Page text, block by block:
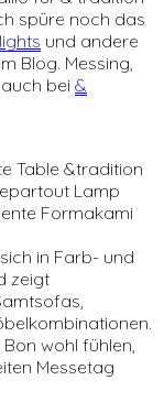
spüre noch das
und andere
Blog. Messing,
bei &
in Farb- und
zeigt
wohl fühlen,
Messetag